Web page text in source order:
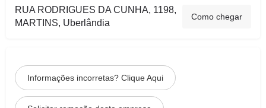
RUA RODRIGUES DA CUNHA, 1198,
MARTINS, Uberlândia
Como chegar
Informações incorretas? Clique Aqui